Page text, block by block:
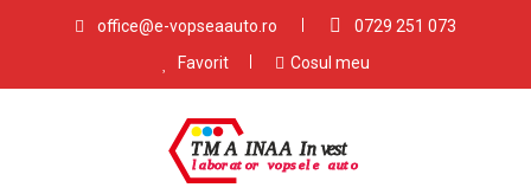
office@e-vopseaauto.ro
0729 251 073
Favorit
Cosul meu